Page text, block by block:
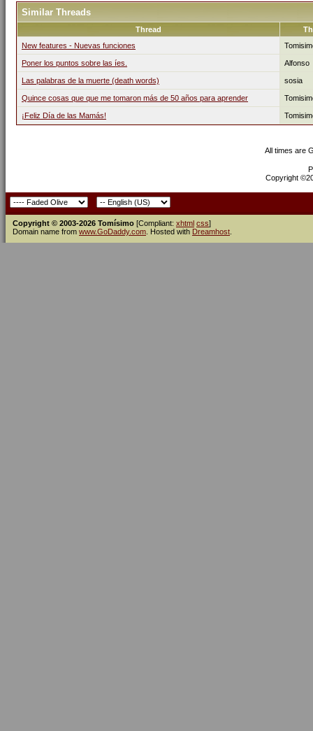
Similar Threads
Thread
New features - Nuevas funciones
Poner los puntos sobre las íes. Alfonso
Las palabras de la muerte (death words) sosia
Quince cosas que que me tomaron más de 50 años para aprender
¡Feliz Día de las Mamás!
All times are
Copyright
Copyright © 2003-2026 Tomísimo [Compliant: xhtml css]
Domain name from www.GoDaddy.com . Hosted with Dreamhost